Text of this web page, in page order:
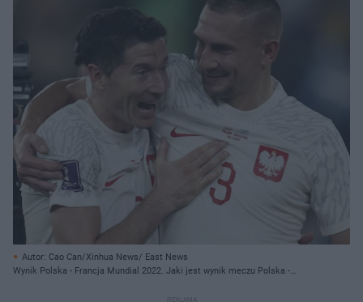
Autor: Cao Can/Xinhua News/ East News
Wynik Polska - Francja Mundial 2022. Jaki jest wynik meczu Polska -